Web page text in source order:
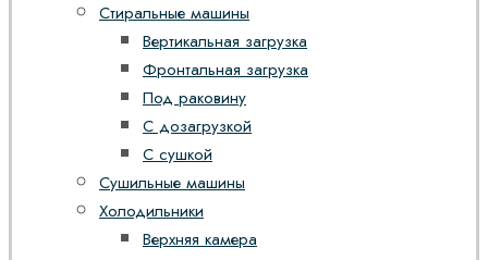
Стиральные машины
Вертикальная загрузка
Фронтальная загрузка
Под раковину
С дозагрузкой
С сушкой
Сушильные машины
Холодильники
Верхняя камера